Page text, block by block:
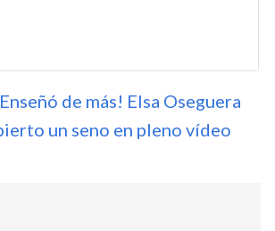
de más! Elsa Oseguera
un seno en pleno vídeo